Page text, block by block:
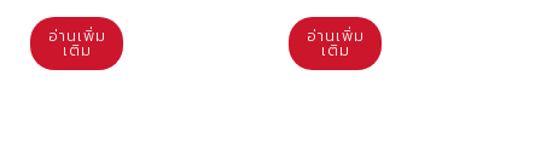
อ่านเพิ่ม
เติม
อ่านเพิ่ม
เติม